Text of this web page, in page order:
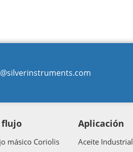
flujo
másico Coriolis
Aplicación
Aceite Industrial